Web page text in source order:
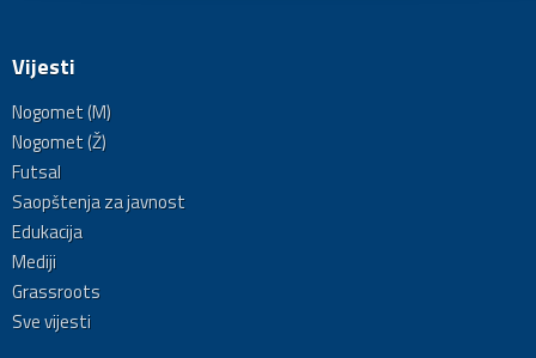
Vijesti
Nogomet (M)
Nogomet (Ž)
Futsal
Saopštenja za javnost
Edukacija
Mediji
Grassroots
Sve vijesti